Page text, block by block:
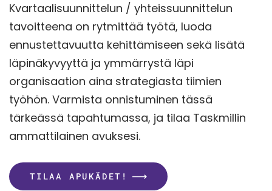
Kvartaalisuunnittelun / yhteissuunnittelun
tavoitteena on rytmittää työtä, luoda
ennustettavuutta kehittämiseen sekä lisätä
läpinäkyvyyttä ja ymmärrystä läpi
organisaation aina strategiasta tiimien
työhön. Varmista onnistuminen tässä
tärkeässä tapahtumassa, ja tilaa Taskmillin
ammattilainen avuksesi.
TILAA APUKÄDET!